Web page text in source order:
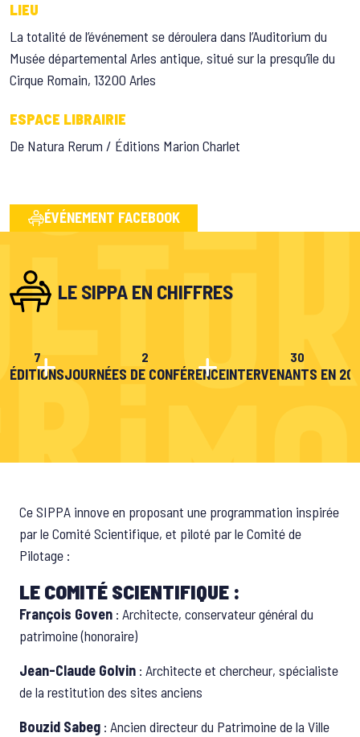
LIEU
La totalité de l’événement se déroulera dans l’Auditorium du
Musée départemental Arles antique, situé sur la presqu’île du
Cirque Romain, 13200 Arles
ESPACE LIBRAIRIE
De Natura Rerum / Éditions Marion Charlet
ÉVÉNEMENT FACEBOOK
LE SIPPA EN CHIFFRES
7
ÉDITIONS
2
JOURNÉES DE CONFÉRENCE
30
INTERVENANTS EN
Ce SIPPA innove en proposant une programmation inspirée
par le Comité Scientifique, et piloté par le Comité de
Pilotage :
LE COMITÉ SCIENTIFIQUE :
François Goven : Architecte, conservateur général du
patrimoine (honoraire)
Jean-Claude Golvin : Architecte et chercheur, spécialiste
de la restitution des sites anciens
Bouzid Sabeg : Ancien directeur du Patrimoine de la Ville